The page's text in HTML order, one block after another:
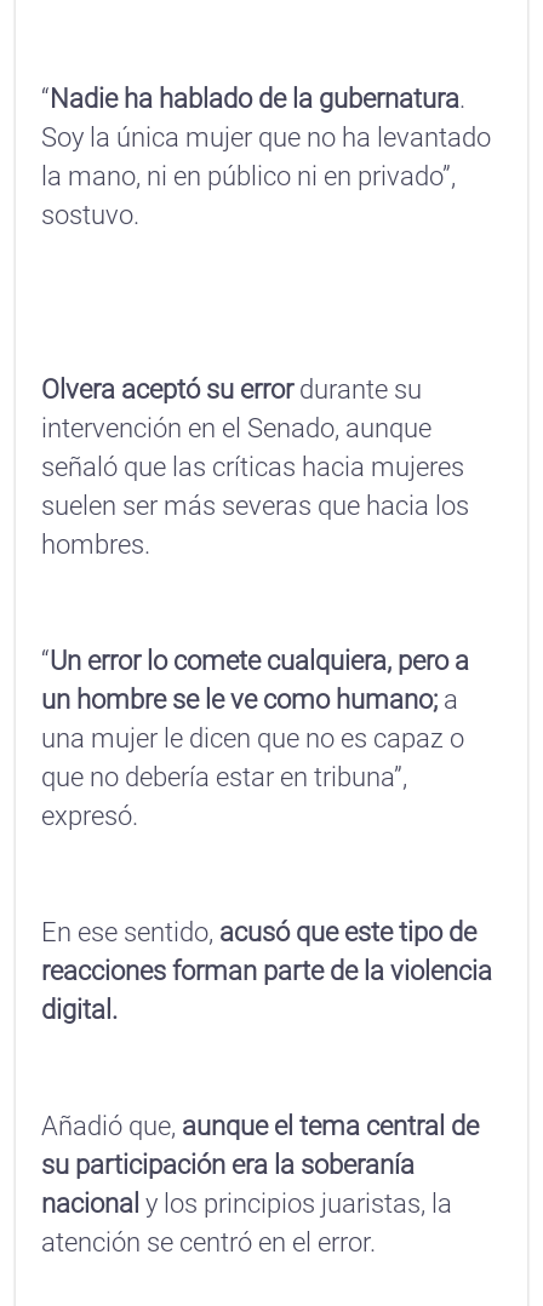
“ Nadie ha hablado de la gubernatura.
Soy la única mujer que no ha levantado
la mano, ni en público ni en privado”,
sostuvo.
Olvera aceptó su error durante su
intervención en el Senado, aunque
señaló que las críticas hacia mujeres
suelen ser más severas que hacia los
hombres.
“Un error lo comete cualquiera, pero a
un hombre se le ve como humano; a
una mujer le dicen que no es capaz o
que no debería estar en tribuna”,
expresó.
En ese sentido, acusó que este tipo de
reacciones forman parte de la violencia
digital.
Añadió que, aunque el tema central de
su participación era la soberanía
nacional y los principios juaristas, la
atención se centró en el error.